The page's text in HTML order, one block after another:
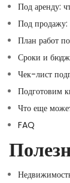
Под аренду:
Под продажу:
План работ
Сроки и
Чек-лист
Подготовим
Что еще
FAQ